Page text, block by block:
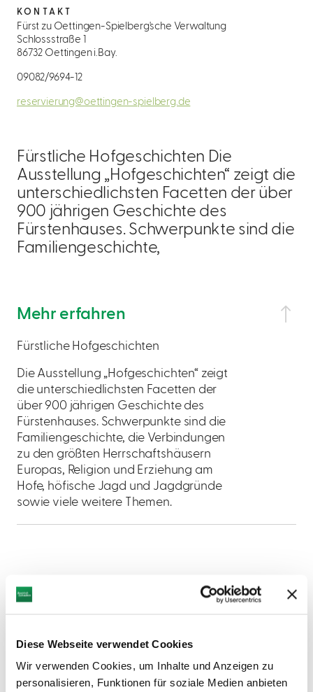
Diese Webseite verwendet Cookies
Wir verwenden Cookies, um Inhalte und Anzeigen zu
personalisieren, Funktionen für soziale Medien anbieten
Fürstliche Hofgeschichten Die
Ausstellung „Hofgeschichten“ zeigt die
unterschiedlichsten Facetten der über
900 jährigen Geschichte des
Fürstenhauses. Schwerpunkte sind die
Familiengeschichte,
Mehr erfahren
Fürstliche Hofgeschichten
Die Ausstellung „Hofgeschichten“ zeigt
die unterschiedlichsten Facetten der
über 900 jährigen Geschichte des
Fürstenhauses. Schwerpunkte sind die
Familiengeschichte, die Verbindungen
zu den größten Herrschaftshäusern
Europas, Religion und Erziehung am
Hofe, höfische Jagd und Jagdgründe
sowie viele weitere Themen.
KONTAKT
Fürst zu Oettingen-Spielberg'sche Verwaltung
Schlossstraße 1
86732 Oettingen i.Bay.
09082/9694-12
reservierung@oettingen-spielberg.de